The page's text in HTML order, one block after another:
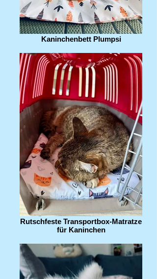
Kaninchenbett Plumpsi
Rutschfeste Transportbox-Matratze
für Kaninchen